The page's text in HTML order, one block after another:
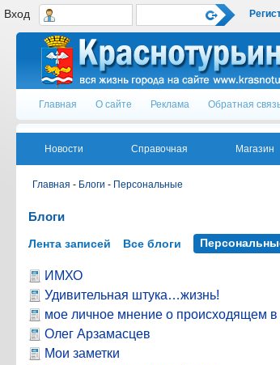
Вход
Главная О сайте Реклама Обратная
Новости Справочная Магазин
Главная - Блоги - Персональные
Блоги
Лента записей Все блоги
ИМХО
Удивительная штука…жизнь!
мое личное мнение о происходящем
Олег Арзамасцев
Мои заметки